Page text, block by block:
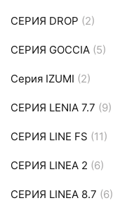
СЕРИЯ DROP (2)
СЕРИЯ GOCCIA (5)
Серия IZUMI (2)
СЕРИЯ LENIA 7.7 (9)
СЕРИЯ LINE FS (11)
СЕРИЯ LINEA 2 (6)
СЕРИЯ LINEA 8.7 (6)